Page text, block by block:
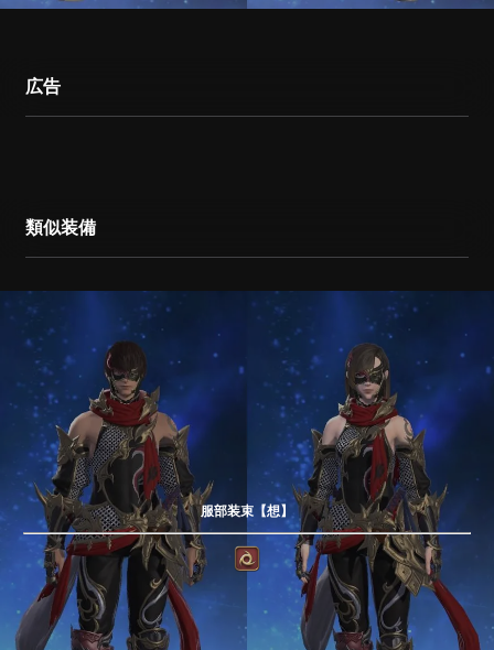
広告
類似装備
服部装束【想】